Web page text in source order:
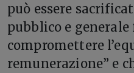
può essere
pubblico e
compromettere
remunerazione” e